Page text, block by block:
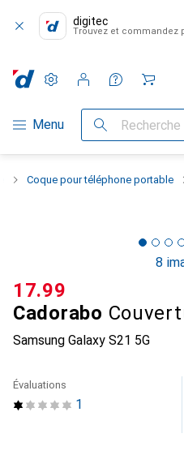
digitec
Trouvez et commandez
Navigation par catégorie
Menu Recherche
Paramètres
Compte client
Listes de comparaison
Listes d'envies
Panier
Coque pour téléphone portable
8
Cadorabo
Samsung Galaxy S21 5G
CHF
17.99
1
Évaluations